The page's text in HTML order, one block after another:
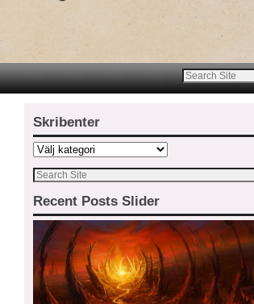
Skribenter
Recent Posts Slider